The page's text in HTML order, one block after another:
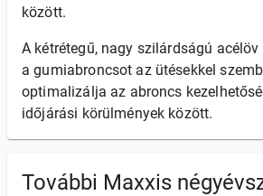
között.
A kétrétegű, nagy szilárdságú
a gumiabroncsot az ütésekkel
optimalizálja az abroncs
időjárási körülmények között.
További Maxxis